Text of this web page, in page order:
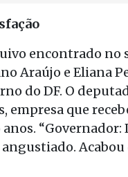
encontrado no
Araújo e Eliana
do DF. O
empresa que
angustiado.